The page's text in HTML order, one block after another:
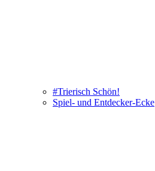
#Trierisch Schön!
Spiel- und Entdecker-Ecke